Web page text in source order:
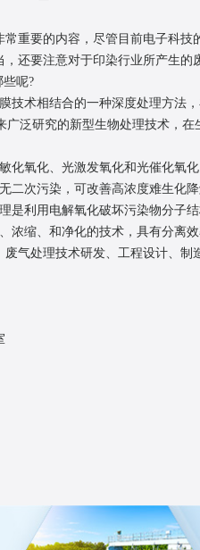
要的内容，尽管目前电子科技
要注意对于印染行业所产生的
呢?
术相结合的一种深度处理方法，
研究的新型生物处理技术，在
氧化、光激发氧化和光催化氧化
次污染，可改善高浓度难生化降
利用电解氧化破坏污染物分子结
缩、和净化的技术，具有分离效
处理技术研发、工程设计、制